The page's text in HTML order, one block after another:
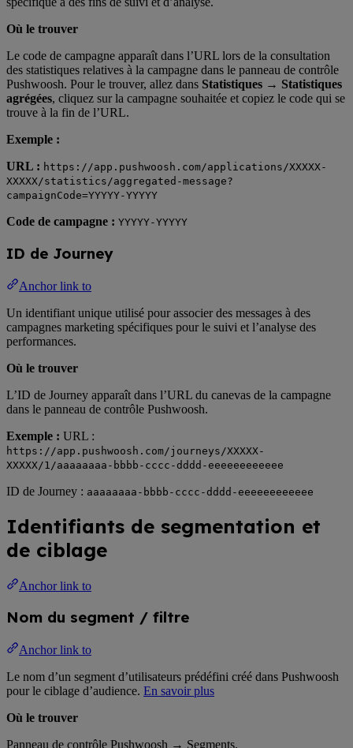
Où le trouver
Le code de campagne apparaît dans l’URL lors de la consultation
des statistiques relatives à la campagne dans le panneau de contrôle
Pushwoosh. Pour le trouver, allez dans Statistiques → Statistiques
agrégées, cliquez sur la campagne souhaitée et copiez le code qui se
trouve à la fin de l’URL.
Exemple :
URL : https://app.pushwoosh.com/applications/XXXXX-
XXXXX/statistics/aggregated-message?
campaignCode=YYYYY-YYYYY
Code de campagne : YYYYY-YYYYY
ID de Journey
Anchor link to
Un identifiant unique utilisé pour associer des messages à des
campagnes marketing spécifiques pour le suivi et l’analyse des
performances.
Où le trouver
L’ID de Journey apparaît dans l’URL du canevas de la campagne
dans le panneau de contrôle Pushwoosh.
Exemple : URL :
https://app.pushwoosh.com/journeys/XXXXX-
XXXXX/1/aaaaaaaa-bbbb-cccc-dddd-eeeeeeeeeeee
ID de Journey : aaaaaaaa-bbbb-cccc-dddd-eeeeeeeeeeee
Identifiants de segmentation et
de ciblage
Anchor link to
Nom du segment / filtre
Anchor link to
Le nom d’un segment d’utilisateurs prédéfini créé dans Pushwoosh
pour le ciblage d’audience. En savoir plus
Où le trouver
Panneau de contrôle Pushwoosh → Segments.